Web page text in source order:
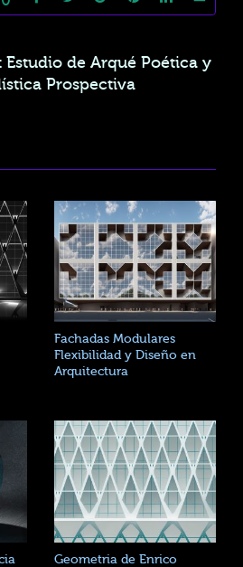
Estudio de Arqué Poética y
Prospectiva
Fachadas Modulares
Flexibilidad y Diseño en
Arquitectura
Geometria de Enrico